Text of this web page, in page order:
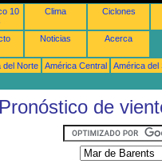
10
Clima Ciclones
Noticias Acerca
del Norte América Central
América del
de